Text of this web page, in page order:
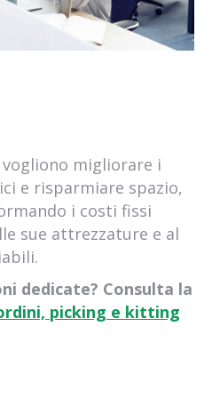
migliorare i
e risparmiare spazio,
i costi fissi
sue attrezzature e al
dedicate? Consulta la
picking e kitting